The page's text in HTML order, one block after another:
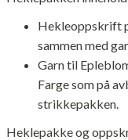
Hekleoppskrift
sammen med
Garn til
Farge som på
strikkepakken.
Heklepakke og